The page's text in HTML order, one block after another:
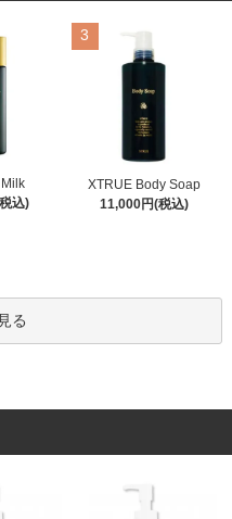
込)
3
XTRUE Body Soap
11,000円(税込)
る